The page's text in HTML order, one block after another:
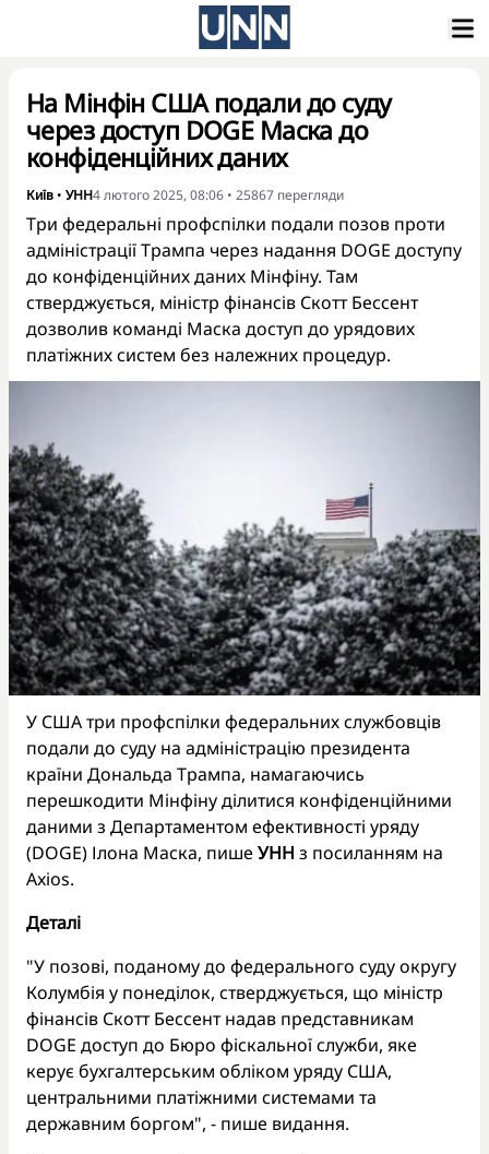
На Мінфін США подали до суду
через доступ DOGE Маска до
конфіденційних даних
Київ • УНН4 лютого 2025, 08:06 • 25867 перегляди
Три федеральні профспілки подали позов проти
адміністрації Трампа через надання DOGE доступу
до конфіденційних даних Мінфіну. Там
стверджується, міністр фінансів Скотт Бессент
дозволив команді Маска доступ до урядових
платіжних систем без належних процедур.
У США три профспілки федеральних службовців
подали до суду на адміністрацію президента
країни Дональда Трампа, намагаючись
перешкодити Мінфіну ділитися конфіденційними
даними з Департаментом ефективності уряду
(DOGE) Ілона Маска, пише УНН з посиланням на
Axios.
Деталі
"У позові, поданому до федерального суду округу
Колумбія у понеділок, стверджується, що міністр
фінансів Скотт Бессент надав представникам
DOGE доступ до Бюро фіскальної служби, яке
керує бухгалтерським обліком уряду США,
центральними платіжними системами та
державним боргом", - пише видання.